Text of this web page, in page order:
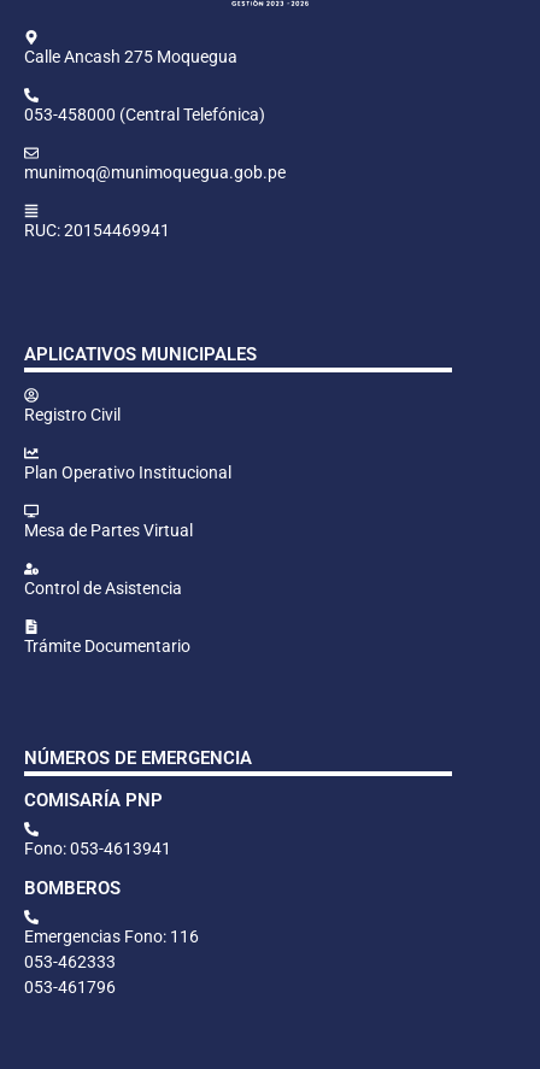
Calle Ancash 275 Moquegua
053-458000 (Central Telefónica)
munimoq@munimoquegua.gob.pe
RUC: 20154469941
APLICATIVOS MUNICIPALES
Registro Civil
Plan Operativo Institucional
Mesa de Partes Virtual
Control de Asistencia
Trámite Documentario
NÚMEROS DE EMERGENCIA
COMISARÍA PNP
Fono: 053-4613941
BOMBEROS
Emergencias Fono: 116
053-462333
053-461796